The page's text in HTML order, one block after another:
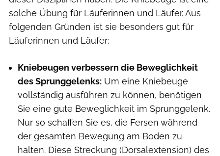
solche Übung für Läuferinnen und Läufer. Aus
folgenden Gründen ist sie besonders gut für
Läuferinnen und Läufer:
Kniebeugen verbessern die Beweglichkeit
des Sprunggelenks: Um eine Kniebeuge
vollständig ausführen zu können, benötigen
Sie eine gute Beweglichkeit im Sprunggelenk.
Nur so schaffen Sie es, die Fersen während
der gesamten Bewegung am Boden zu
halten. Diese Streckung (Dorsalextension) des